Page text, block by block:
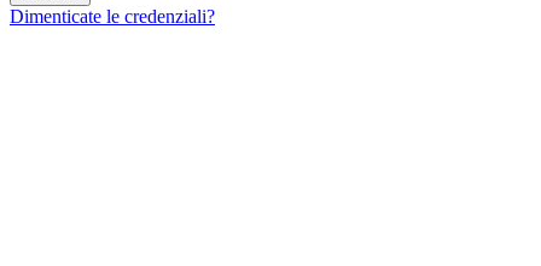
Dimenticate le credenziali?